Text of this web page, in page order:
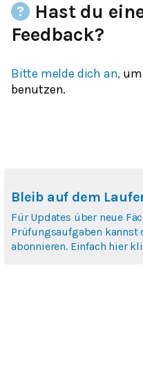
Hast du
Feedback?
Bitte melde dich an,
benutzen.
Bleib auf dem
Für Updates über neue
Prüfungsaufgaben kannst
abonnieren. Einfach hier